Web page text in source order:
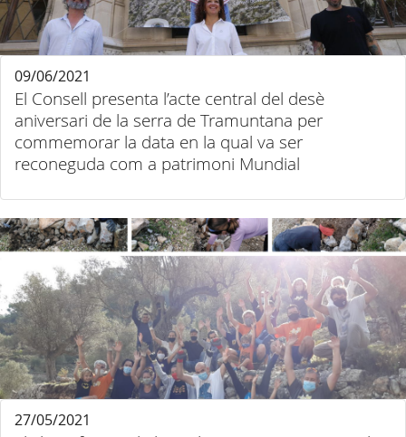
El Consell presenta l’acte central del desè
aniversari de la serra de Tramuntana per
commemorar la data en la qual va ser
reconeguda com a patrimoni Mundial
09/06/2021
27/05/2021